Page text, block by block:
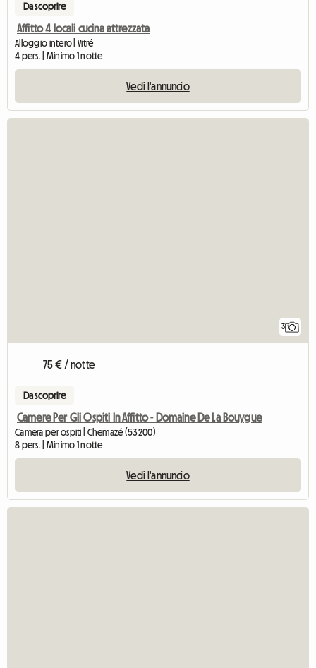
Da scoprire
Affitto 4 locali cucina attrezzata
Alloggio intero | Vitré
4 pers. | Minimo 1 notte
Vedi l'annuncio
3
75 € / notte
Da scoprire
Camere Per Gli Ospiti In Affitto - Domaine De La Bouygue
Camera per ospiti | Chemazé (53200)
8 pers. | Minimo 1 notte
Vedi l'annuncio